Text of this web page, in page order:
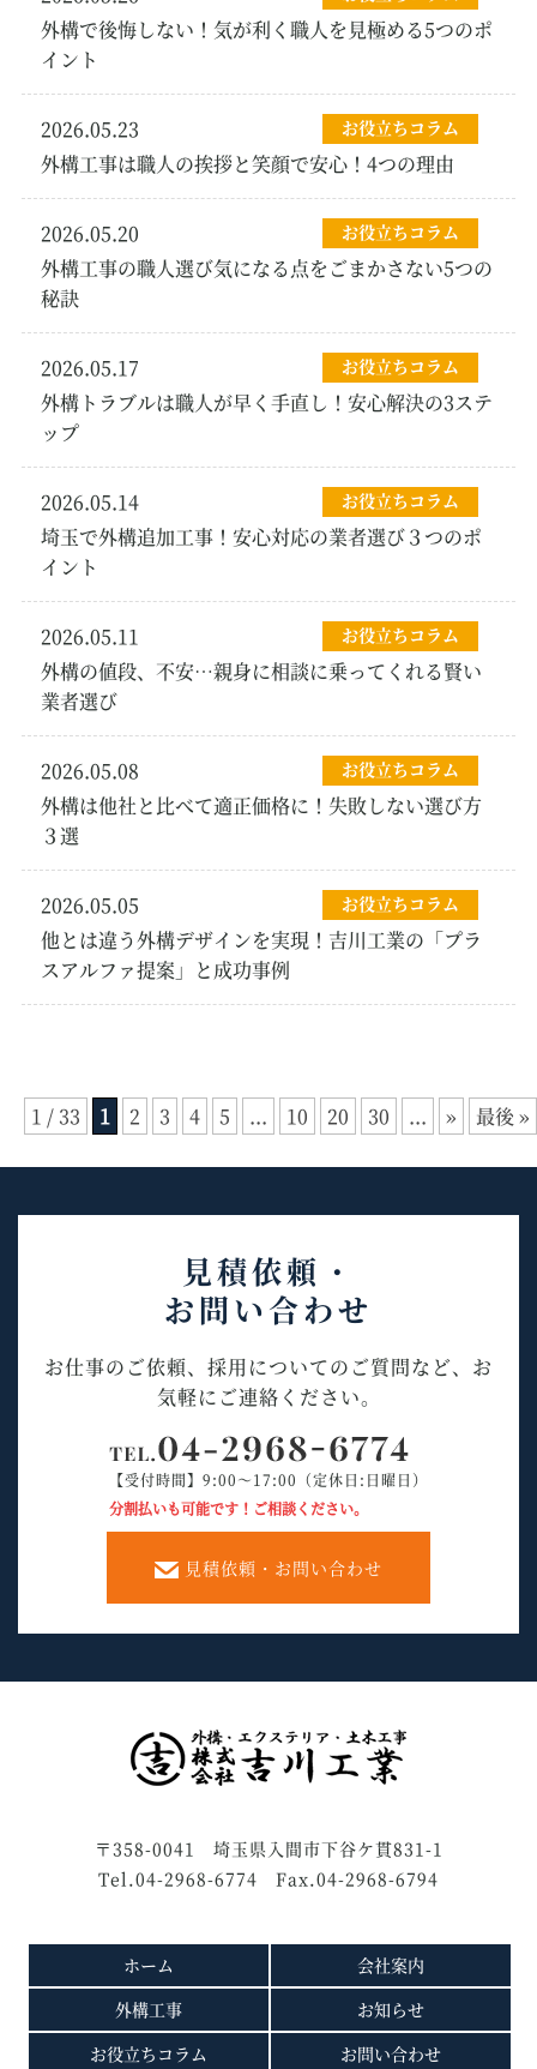
外構で後悔しない！気が利く職人を見極める5つのポ
イント
2026.05.23 お役立ちコラム
外構工事は職人の挨拶と笑顔で安心！4つの理由
2026.05.20 お役立ちコラム
外構工事の職人選び気になる点をごまかさない5つの
秘訣
2026.05.17 お役立ちコラム
外構トラブルは職人が早く手直し！安心解決の3ステ
ップ
2026.05.14 お役立ちコラム
埼玉で外構追加工事！安心対応の業者選び３つのポ
イント
2026.05.11 お役立ちコラム
外構の値段、不安…親身に相談に乗ってくれる賢い
業者選び
2026.05.08 お役立ちコラム
外構は他社と比べて適正価格に！失敗しない選び方
３選
2026.05.05 お役立ちコラム
他とは違う外構デザインを実現！吉川工業の「プラ
スアルファ提案」と成功事例
1 / 33 1 2 3 4 5 ... 10 20 30 ... » 最後 »
見積依頼・
お問い合わせ
お仕事のご依頼、採用についてのご質問など、お
気軽にご連絡ください。
【受付時間】9:00～17:00（定休日:日曜日）
分割払いも可能です！ご相談ください。
見積依頼・お問い合わせ
〒358-0041 埼玉県入間市下谷ケ貫831-1
Tel.04-2968-6774 Fax.04-2968-6794
ホーム
外構工事
お役立ちコラム
会社案内
お知らせ
お問い合わせ